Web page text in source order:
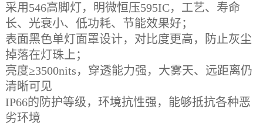
采用546高脚灯，明微恒压595IC， 工艺、寿命
长、光衰小、低功耗、节能效果好；
表面黑色单灯面罩设计，对比度更高，
防止灰尘
掉落在灯珠上；
亮度≥3500nits，穿透能力强，大雾天、远距离仍
清晰可见
IP66的防护等级，环境抗性强，能够抵抗各种恶
劣环境